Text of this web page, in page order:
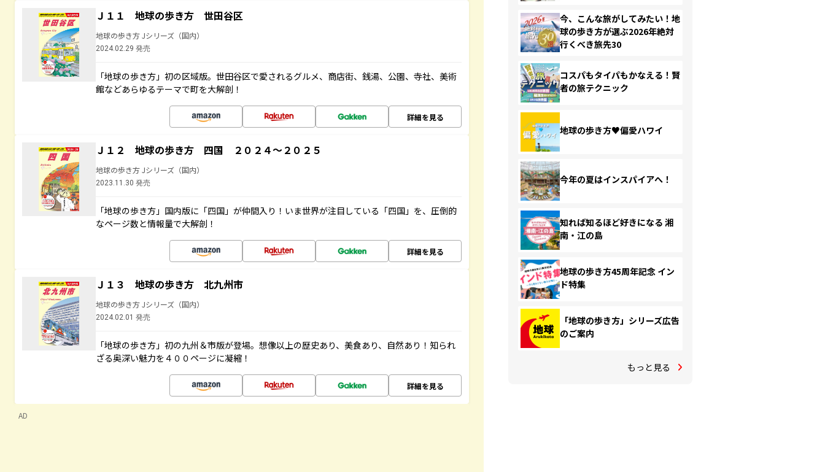
Ｊ１１ 地球の歩き方 世田谷区
地球の歩き方 Jシリーズ（国内）
2024.02.29 発売
「地球の歩き方」初の区域版。世田谷区で愛されるグルメ、商店街、銭湯、公園、寺社、美術
館などあらゆるテーマで町を大解剖！
詳細を見る
Ｊ１２ 地球の歩き方 四国 ２０２４～２０２５
地球の歩き方 Jシリーズ（国内）
2023.11.30 発売
「地球の歩き方」国内版に「四国」が仲間入り！いま世界が注目している「四国」を、圧倒的
なページ数と情報量で大解剖！
詳細を見る
Ｊ１３ 地球の歩き方 北九州市
地球の歩き方 Jシリーズ（国内）
2024.02.01 発売
「地球の歩き方」初の九州＆市版が登場。想像以上の歴史あり、美食あり、自然あり！知られ
ざる奥深い魅力を４００ページに凝縮！
詳細を見る
AD
今、こんな旅がしてみたい！地
球の歩き方が選ぶ2026年絶対
行くべき旅先30
コスパもタイパもかなえる！賢
者の旅テクニック
地球の歩き方♥偏愛ハワイ
今年の夏はインスパイアへ！
知れば知るほど好きになる 湘
南・江の島
地球の歩き方45周年記念 イン
ド特集
「地球の歩き方」シリーズ広告
のご案内
もっと見る